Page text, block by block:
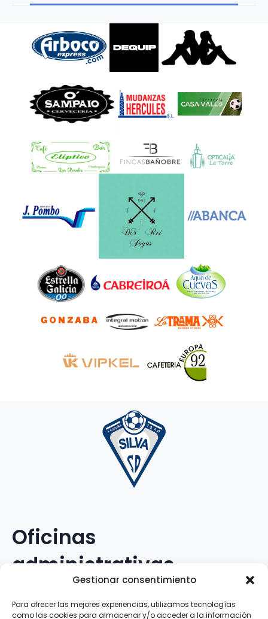
Gestionar consentimiento
Para ofrecer las mejores experiencias, utilizamos tecnologías
como las cookies para almacenar y/o acceder a la información
Oficinas
administrativas
Avenida Galileo Galilei, 12